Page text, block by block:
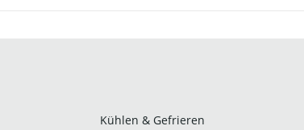
Kühlen & Gefrieren